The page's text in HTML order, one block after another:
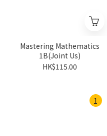
Mastering Mathematics
1B(Joint Us)
HK$115.00
1